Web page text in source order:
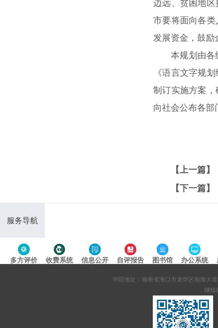
边远、贫困地
市要将面向各
发展资金，鼓励
本规划由各
《语言文字规
制订实施方案
向社会公布各部
【上一篇】
【下一篇】
服务导航
多方评价 收费系统 信息公开 自评报告 图书馆 办公系统
学院地址：海南省海口市龙华区南海大道
继续